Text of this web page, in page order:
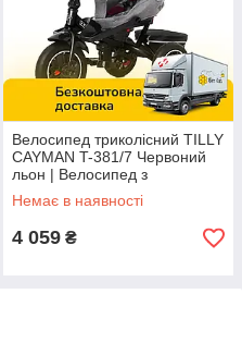
Велосипед триколісний TILLY
CAYMAN T-381/7 Червоний
льон | Велосипед з
батьківською ручкою Акція до
15.03
Немає в наявності
4 059 ₴